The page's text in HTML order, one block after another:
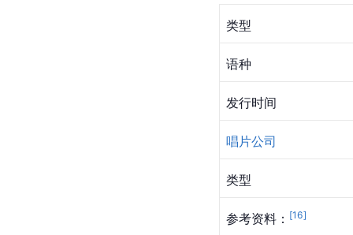
类型
语种
发行时间
唱片公司
类型
参考资料： [16]